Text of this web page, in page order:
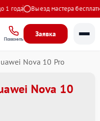
Выезд мастера бесплатно
Позвонить
Заявка
Nova 10 Pro
Nova 10